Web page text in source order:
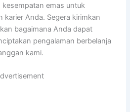
emas untuk
karier Anda. Segera kirimkan
bagaimana Anda dapat
pengalaman berbelanja
kami.